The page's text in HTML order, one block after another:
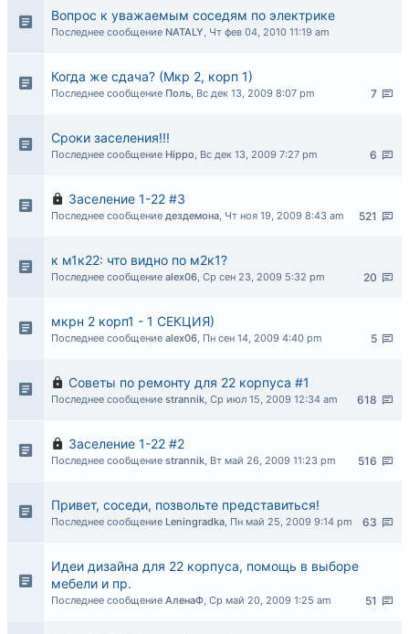
Вопрос к уважаемым соседям по электрике
Последнее сообщение NATALY, Чт фев 04, 2010 11:19 am
Когда же сдача? (Мкр 2, корп 1)
7
Последнее сообщение Поль, Вс дек 13, 2009 8:07 pm
Сроки заселения!!!
6
Последнее сообщение Hippo, Вс дек 13, 2009 7:27 pm
Заселение 1-22 #3
521
Последнее сообщение дездемона, Чт ноя 19, 2009 8:43 am
к м1к22: что видно по м2к1?
20
Последнее сообщение alex06, Ср сен 23, 2009 5:32 pm
мкрн 2 корп1 - 1 СЕКЦИЯ)
5
Последнее сообщение alex06, Пн сен 14, 2009 4:40 pm
Советы по ремонту для 22 корпуса #1
618
Последнее сообщение strannik, Ср июл 15, 2009 12:34 am
Заселение 1-22 #2
516
Последнее сообщение strannik, Вт май 26, 2009 11:23 pm
Привет, соседи, позвольте представиться!
63
Последнее сообщение Leningradka, Пн май 25, 2009 9:14 pm
Идеи дизайна для 22 корпуса, помощь в выборе
мебели и пр.
51
Последнее сообщение АленаФ, Ср май 20, 2009 1:25 am